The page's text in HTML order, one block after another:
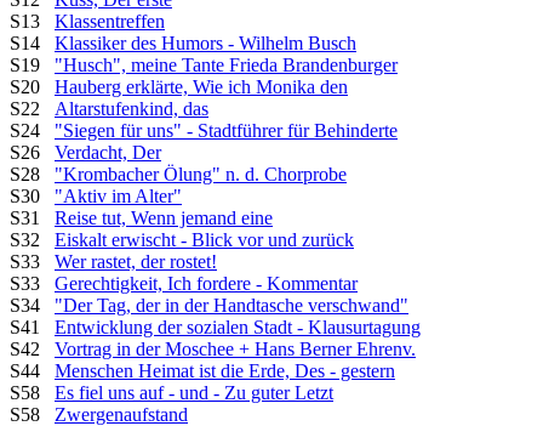
S13 Klassentreffen
S14 Klassiker des Humors - Wilhelm Busch
S19 "Husch", meine Tante Frieda Brandenburger
S20 Hauberg erklärte, Wie ich Monika den
S22 Altarstufenkind, das
S24 "Siegen für uns" - Stadtführer für Behinderte
S26 Verdacht, Der
S28 "Krombacher Ölung" n. d. Chorprobe
S30 "Aktiv im Alter"
S31 Reise tut, Wenn jemand eine
S32 Eiskalt erwischt - Blick vor und zurück
S33 Wer rastet, der rostet!
S33 Gerechtigkeit, Ich fordere - Kommentar
S34 "Der Tag, der in der Handtasche verschwand"
S41 Entwicklung der sozialen Stadt - Klausurtagung
S42 Vortrag in der Moschee + Hans Berner Ehrenv.
S44 Menschen Heimat ist die Erde, Des - gestern
S58 Es fiel uns auf - und - Zu guter Letzt
S58 Zwergenaufstand